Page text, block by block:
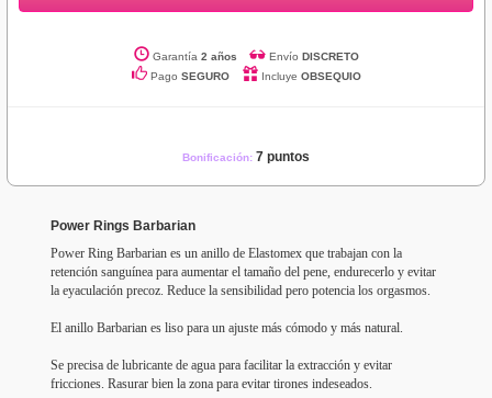
Garantía 2 años Envío DISCRETO
Pago SEGURO Incluye OBSEQUIO
Bonificación: 7 puntos
Power Rings Barbarian
Power Ring Barbarian es un anillo de Elastomex que trabajan con la
retención sanguínea para aumentar el tamaño del pene, endurecerlo y evitar
la eyaculación precoz. Reduce la sensibilidad pero potencia los orgasmos.
El anillo Barbarian es liso para un ajuste más cómodo y más natural.
Se precisa de lubricante de agua para facilitar la extracción y evitar
fricciones. Rasurar bien la zona para evitar tirones indeseados.